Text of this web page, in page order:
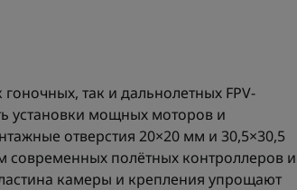
так и дальнолетных FPV-
установки мощных моторов и
отверстия 20×20 мм и 30,5×30,5
полётных контроллеров и
камеры и крепления упрощают